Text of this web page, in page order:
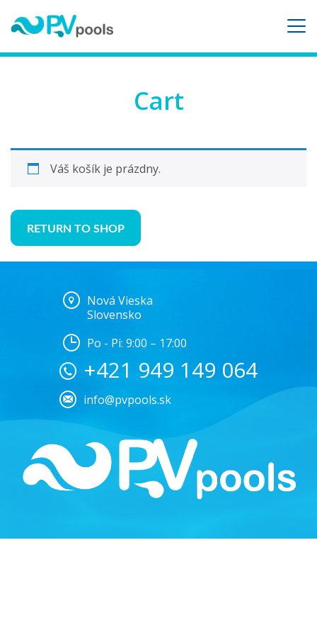
Cart
Váš košík je prázdny.
RETURN TO SHOP
Nová Vieska
Slovensko
Po - Pi: 9:00 – 17:00
+421 949 149 064
info@pvpools.sk